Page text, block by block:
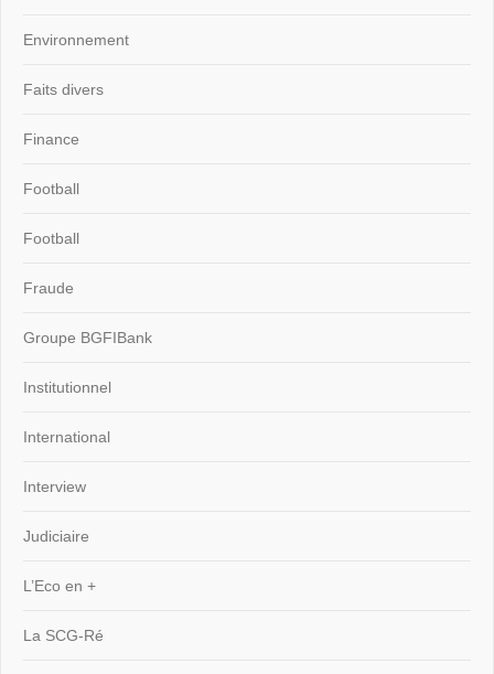
Environnement
Faits divers
Finance
Football
Football
Fraude
Groupe BGFIBank
Institutionnel
International
Interview
Judiciaire
L’Eco en +
La SCG-Ré